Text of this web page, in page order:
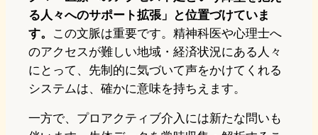
る人々へのサポート拡張」と位置づけていま
す。 この文脈は重要です。精神科医や心理士へ
のアクセスが難しい地域・経済状況にある人々
にとって、先制的に気づいて声をかけてくれる
システムは、確かに意味を持ちえます。
一方で、プロアクティブ介入には新たな問いも